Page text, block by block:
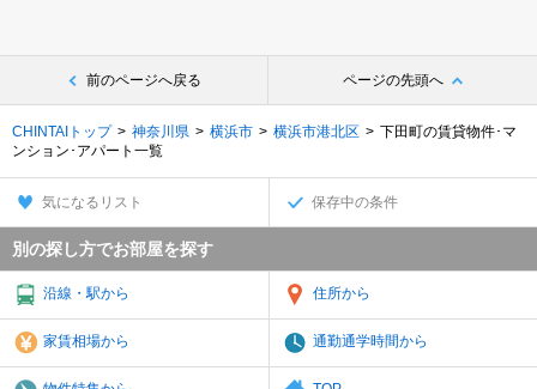
前のページへ戻る ページの先頭へ
CHINTAIトップ 神奈川県 横浜市 横浜市港北区
下田町の賃貸物件･マ
ンション･アパート一覧
気になるリスト 保存中の条件
別の探し方でお部屋を探す
沿線・駅から 住所から
家賃相場から 通勤通学時間から